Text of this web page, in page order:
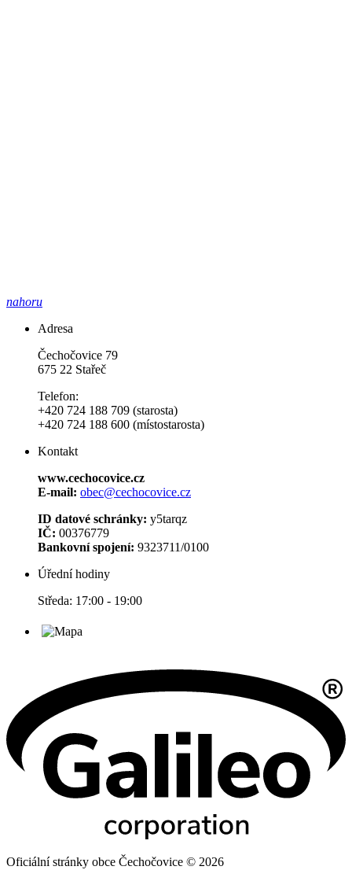
nahoru
Adresa
Čechočovice 79
675 22 Stařeč
Telefon:
+420 724 188 709 (starosta)
+420 724 188 600 (místostarosta)
Kontakt
www.cechocovice.cz
E-mail: obec@cechocovice.cz
ID datové schránky: y5tarqz
IČ: 00376779
Bankovní spojení: 9323711/0100
Úřední hodiny
Středa: 17:00 - 19:00
Oficiální stránky obce Čechočovice © 2026